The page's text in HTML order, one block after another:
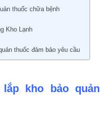
thuốc chữa bệnh
Kho Lạnh
thuốc đảm bảo yêu cầu
kho bảo quản